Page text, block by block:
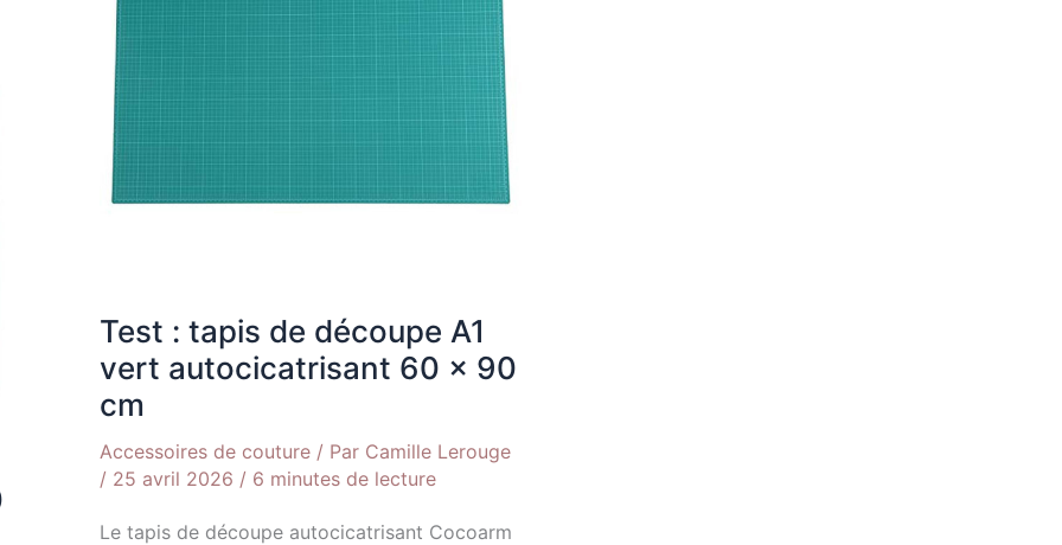
Test : tapis de découpe A1
vert autocicatrisant 60 x 90
cm
Accessoires de couture / Par Camille Lerouge
/ 25 avril 2026 / 6 minutes de lecture
Le tapis de découpe autocicatrisant Cocoarm
A1
vert
autocicatrisant
60
90